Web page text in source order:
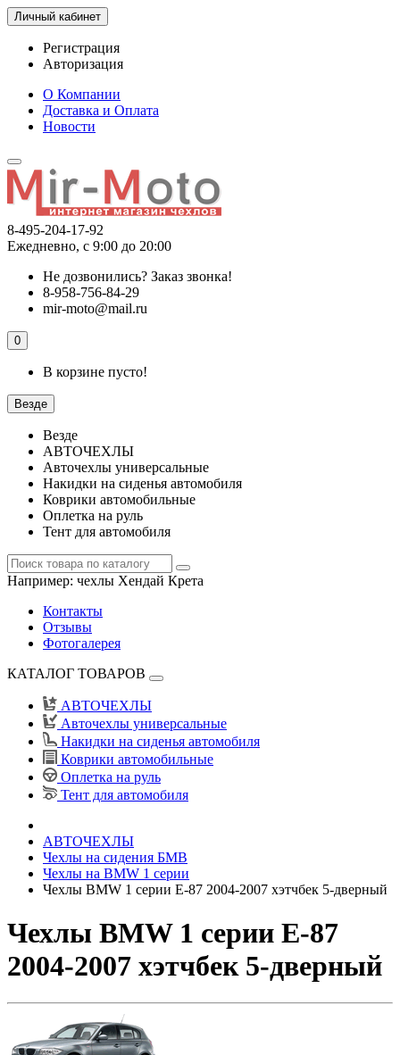
Личный кабинет
Регистрация
Авторизация
О Компании
Доставка и Оплата
Новости
8-495-204-17-92
Ежедневно, с 9:00 до 20:00
Не дозвонились? Заказ звонка!
8-958-756-84-29
mir-moto@mail.ru
0
В корзине пусто!
Везде
Везде
АВТОЧЕХЛЫ
Авточехлы универсальные
Накидки на сиденья автомобиля
Коврики автомобильные
Оплетка на руль
Тент для автомобиля
Например: чехлы Хендай Крета
Контакты
Отзывы
Фотогалерея
КАТАЛОГ ТОВАРОВ
АВТОЧЕХЛЫ
Авточехлы универсальные
Накидки на сиденья автомобиля
Коврики автомобильные
Оплетка на руль
Тент для автомобиля
АВТОЧЕХЛЫ
Чехлы на сидения БМВ
Чехлы на BMW 1 серии
Чехлы BMW 1 серии Е-87 2004-2007 хэтчбек 5-дверный
Чехлы BMW 1 серии Е-87
2004-2007 хэтчбек 5-дверный